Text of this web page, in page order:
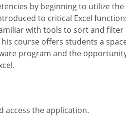
by beginning to utilize
to critical Excel
with tools to sort and filter
course offers students a
program and the
access the application.